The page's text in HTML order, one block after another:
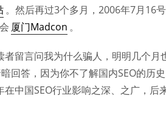
。然后再过3个多月，2006年7月16号
厦门Madcon 。
留言问我为什么骗人，明明几个月
回答，因为你不了解国内SEO的历
中国SEO行业影响之深、之广，后